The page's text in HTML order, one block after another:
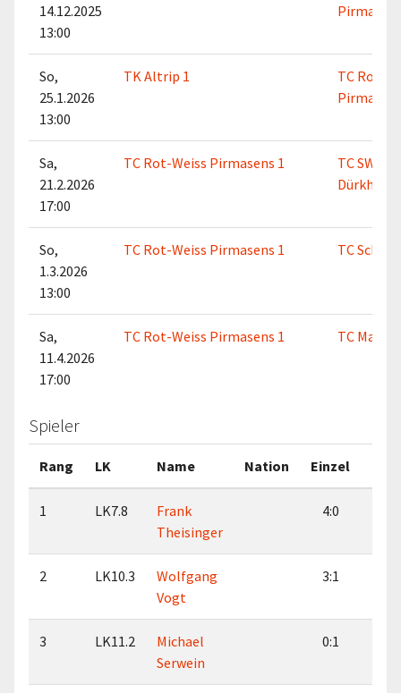
14.12.2025
13:00
So,
25.1.2026
13:00
TK Altrip 1
TC Rot-
Sa,
21.2.2026
17:00
TC Rot-Weiss Pirmasens 1
TC SW
Dürkheim
So,
1.3.2026
13:00
TC Rot-Weiss Pirmasens 1 TC
Sa,
11.4.2026
17:00
TC Rot-Weiss Pirmasens 1 TC
Spieler
Rang LK Name Nation Einzel
1 LK7.8
Frank
Theisinger
4:0
2 LK10.3
Wolfgang
Vogt
3:1
3 LK11.2
Michael
Serwein
0:1